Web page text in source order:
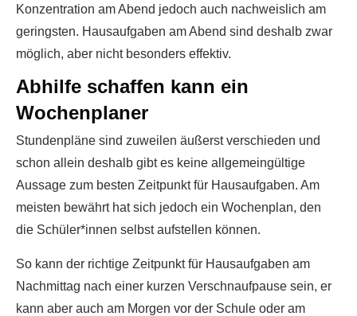
Konzentration am Abend jedoch auch nachweislich am
geringsten. Hausaufgaben am Abend sind deshalb zwar
möglich, aber nicht besonders effektiv.
Abhilfe schaffen kann ein
Wochenplaner
Stundenpläne sind zuweilen äußerst verschieden und
schon allein deshalb gibt es keine allgemeingültige
Aussage zum besten Zeitpunkt für Hausaufgaben. Am
meisten bewährt hat sich jedoch ein Wochenplan, den
die Schüler*innen selbst aufstellen können.
So kann der richtige Zeitpunkt für Hausaufgaben am
Nachmittag nach einer kurzen Verschnaufpause sein, er
kann aber auch am Morgen vor der Schule oder am